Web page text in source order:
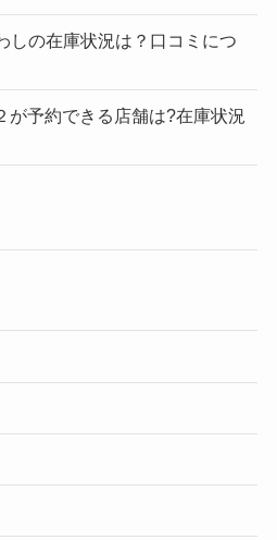
しの在庫状況は？口コミにつ
が予約できる店舗は?在庫状況